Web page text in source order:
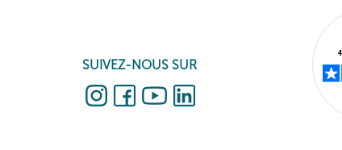
SUIVEZ-NOUS SUR